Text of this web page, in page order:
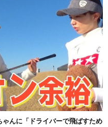
ゃんに「ドライバーで飛ばすため